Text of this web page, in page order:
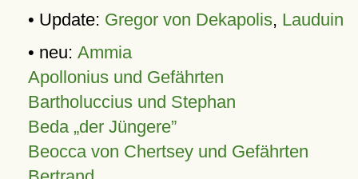
• Update: Gregor von Dekapolis, Lauduin
• neu: Ammia
Apollonius und Gefährten
Bartholuccius und Stephan
Beda „der Jüngere”
Beocca von Chertsey und Gefährten